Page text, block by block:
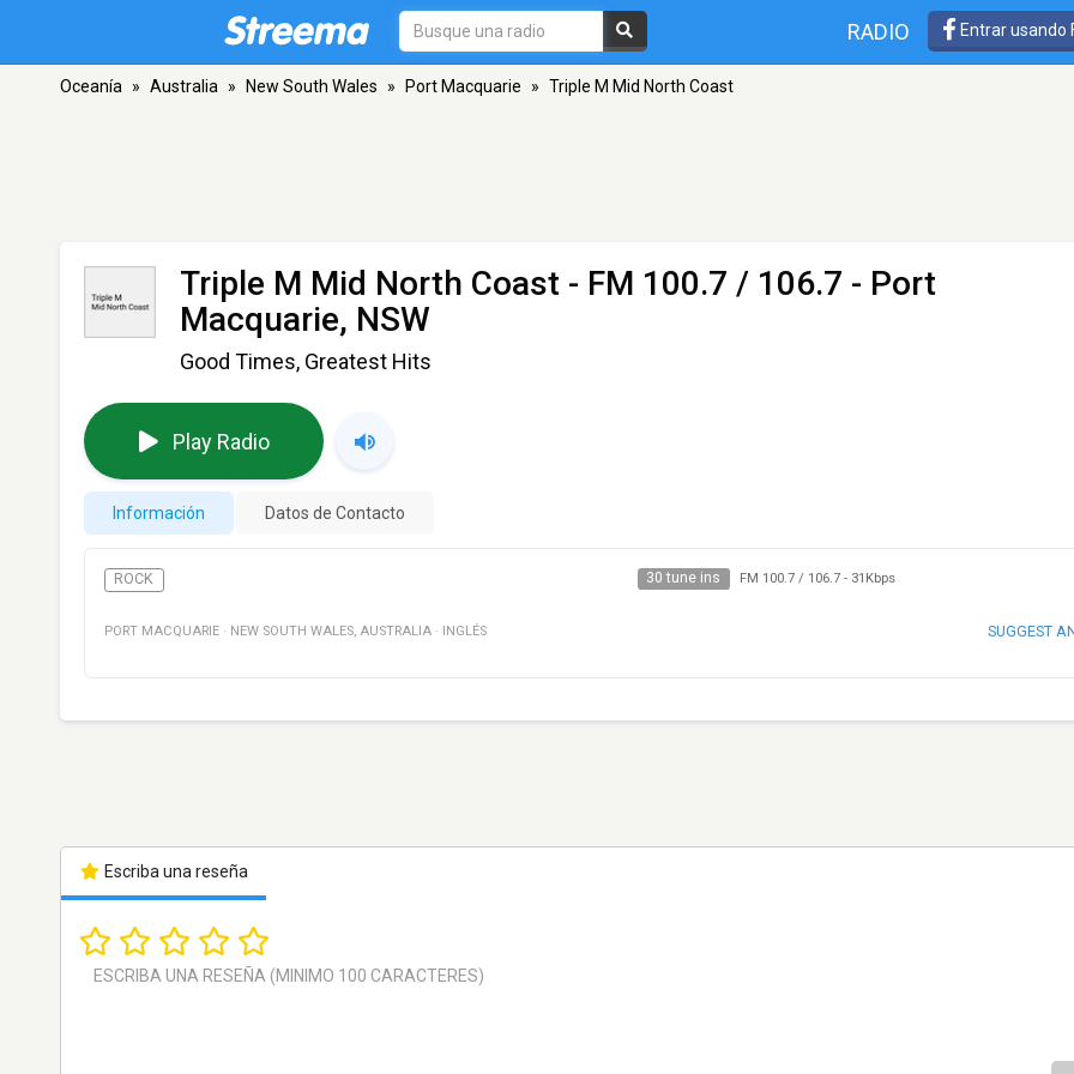
RADIO Entrar usando
Oceanía » Australia » New South Wales » Port Macquarie » Triple M Mid North Coast
Triple M Mid North Coast - FM 100.7 / 106.7 - Port
Macquarie, NSW
Good Times, Greatest Hits
Play Radio
Información Datos de Contacto
ROCK 30 tune ins FM 100.7 / 106.7- 31Kbps
PORT MACQUARIE · NEW SOUTH WALES, AUSTRALIA · INGLÉS SUGGEST
Escriba una reseña